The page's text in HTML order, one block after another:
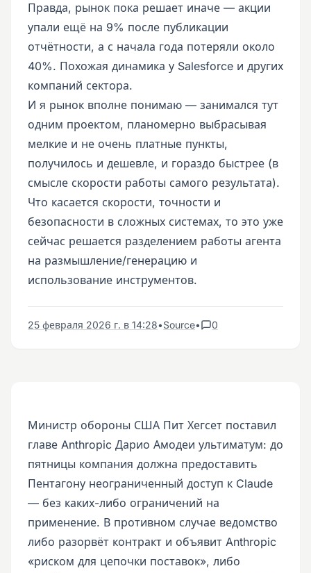
Правда, рынок пока решает иначе — акции
упали ещё на 9% после публикации
отчётности, а с начала года потеряли около
40%. Похожая динамика у Salesforce и других
компаний сектора.
И я рынок вполне понимаю — занимался тут
одним проектом, планомерно выбрасывая
мелкие и не очень платные пункты,
получилось и дешевле, и гораздо быстрее (в
смысле скорости работы самого результата).
Что касается скорости, точности и
безопасности в сложных системах, то это уже
сейчас решается разделением работы агента
на размышление/генерацию и
использование инструментов.
25 февраля 2026 г. в 14:28•Source• 0
Министр обороны США Пит Хегсет поставил
главе Anthropic Дарио Амодеи ультиматум: до
пятницы компания должна предоставить
Пентагону неограниченный доступ к Claude
— без каких-либо ограничений на
применение. В противном случае ведомство
либо разорвёт контракт и объявит Anthropic
«риском для цепочки поставок», либо